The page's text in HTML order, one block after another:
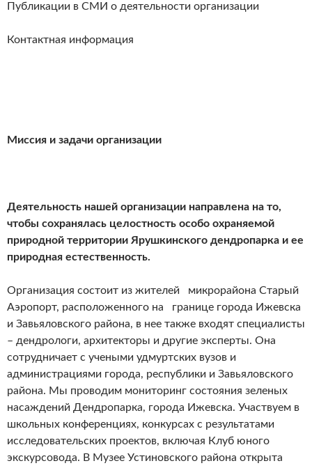
Публикации в СМИ о деятельности организации
Контактная информация
Миссия и задачи организации
Деятельность нашей организации направлена на то,
чтобы сохранялась целостность особо охраняемой
природной территории Ярушкинского дендропарка и ее
природная естественность.
Организация состоит из жителей микрорайона Старый
Аэропорт, расположенного на границе города Ижевска
и Завьяловского района, в нее также входят специалисты
– дендрологи, архитекторы и другие эксперты. Она
сотрудничает с учеными удмуртских вузов и
администрациями города, республики и Завьяловского
района. Мы проводим мониторинг состояния зеленых
насаждений Дендропарка, города Ижевска. Участвуем в
школьных конференциях, конкурсах с результатами
исследовательских проектов, включая Клуб юного
экскурсовода. В Музее Устиновского района открыта